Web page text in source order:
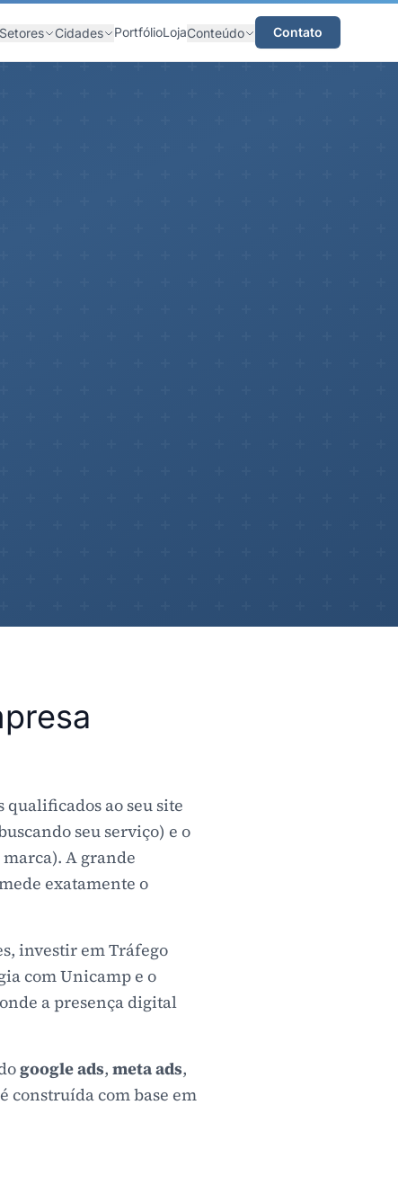
Setores Cidades PortfólioLojaConteúdo Contato
ao seu site
seu serviço) e o
A grande
exatamente o
investir em Tráfego
com Unicamp e o
a presença digital
google ads, meta ads,
construída com base em